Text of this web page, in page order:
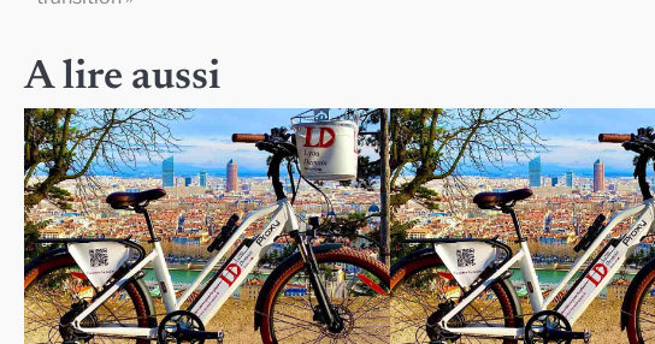
l’article
A lire aussi